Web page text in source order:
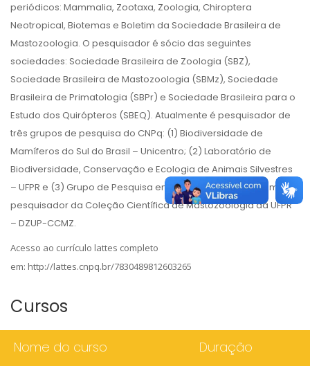
periódicos: Mammalia, Zootaxa, Zoologia, Chiroptera
Neotropical, Biotemas e Boletim da Sociedade Brasileira de
Mastozoologia. O pesquisador é sócio das seguintes
sociedades: Sociedade Brasileira de Zoologia (SBZ),
Sociedade Brasileira de Mastozoologia (SBMz), Sociedade
Brasileira de Primatologia (SBPr) e Sociedade Brasileira para o
Estudo dos Quirópteros (SBEQ). Atualmente é pesquisador de
três grupos de pesquisa do CNPq: (1) Biodiversidade de
Mamíferos do Sul do Brasil – Unicentro; (2) Laboratório de
Biodiversidade, Conservação e Ecologia de Animais Silvestres
– UFPR e (3) Grupo de Pesquisa em Montanha – UFPR. É também
pesquisador da Coleção Científica de Mastozoologia da UFPR
– DZUP-CCMZ.
Acesso ao currículo lattes completo
em: http://lattes.cnpq.br/7830489812603265
Cursos
Nome do curso Duração